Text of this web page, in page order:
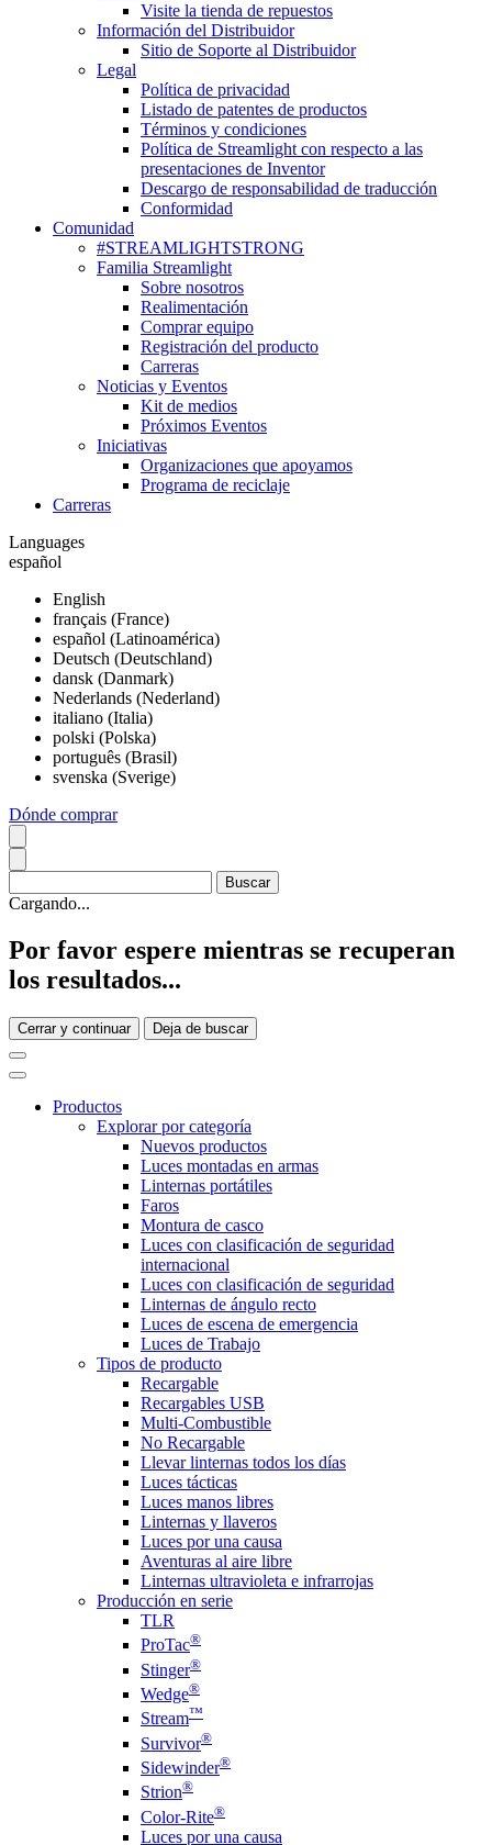
Visite la tienda de repuestos
Información del Distribuidor
Sitio de Soporte al Distribuidor
Legal
Política de privacidad
Listado de patentes de productos
Términos y condiciones
Política de Streamlight con respecto a las
presentaciones de Inventor
Descargo de responsabilidad de traducción
Conformidad
Comunidad
#STREAMLIGHTSTRONG
Familia Streamlight
Sobre nosotros
Realimentación
Comprar equipo
Registración del producto
Carreras
Noticias y Eventos
Kit de medios
Próximos Eventos
Iniciativas
Organizaciones que apoyamos
Programa de reciclaje
Carreras
Languages
español
English
français (France)
español (Latinoamérica)
Deutsch (Deutschland)
dansk (Danmark)
Nederlands (Nederland)
italiano (Italia)
polski (Polska)
português (Brasil)
svenska (Sverige)
Dónde comprar
Cargando...
Por favor espere mientras se recuperan
los resultados...
Cerrar y continuar Deja de buscar
Productos
Explorar por categoría
Nuevos productos
Luces montadas en armas
Linternas portátiles
Faros
Montura de casco
Luces con clasificación de seguridad
internacional
Luces con clasificación de seguridad
Linternas de ángulo recto
Luces de escena de emergencia
Luces de Trabajo
Tipos de producto
Recargable
Recargables USB
Multi-Combustible
No Recargable
Llevar linternas todos los días
Luces tácticas
Luces manos libres
Linternas y llaveros
Luces por una causa
Aventuras al aire libre
Linternas ultravioleta e infrarrojas
Producción en serie
TLR
ProTac®
Stinger®
Wedge®
Stream™
Survivor®
Sidewinder®
Strion®
Color-Rite®
Luces por una causa